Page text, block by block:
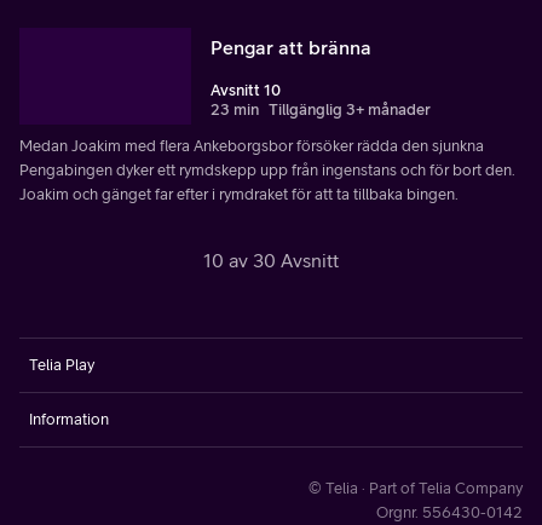
Pengar att bränna
Avsnitt 10
23 min Tillgänglig 3+ månader
Medan Joakim med flera Ankeborgsbor försöker rädda den sjunkna
Pengabingen dyker ett rymdskepp upp från ingenstans och för bort den.
Joakim och gänget far efter i rymdraket för att ta tillbaka bingen.
10 av 30 Avsnitt
Telia Play
Information
© Telia · Part of Telia Company
Orgnr. 556430-0142